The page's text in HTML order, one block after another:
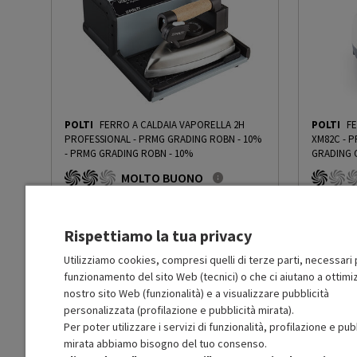
Funzione vapore verticale
Vapore continuo Sì
Vapore ad alta pressione
Tasto super vapore Sì
Termostato regolabile
Spia controllo termostato Sì
Spia pronto vapore Sì
Spia esaurimento acqua
POLTI FERRO A CALDAIA VAPORELLA 2H
PROFESSIONAL - PRMG GRADING ROBN - 10%
- PRMG GRADING ROBN - 10%
MOLTO BUONO
N: Prodotto funzionante
Prodotto Nuovo 114.49 -10%
Ricondizionato Prezzo ridotto da
103.04a -50%
In Promozione 51.52
Aggiungi al carrello
POLTI
XM82C -
GRADING
In
Rispettiamo la tua privacy
Utilizziamo cookies, compresi quelli di terze parti, necessari
funzionamento del sito Web (tecnici) o che ci aiutano a
nostro sito Web (funzionalità) e a visualizzare pubblicità
personalizzata (profilazione e pubblicità mirata).
Per poter utilizzare i servizi di funzionalità, profilazione e
mirata abbiamo bisogno del tuo consenso.